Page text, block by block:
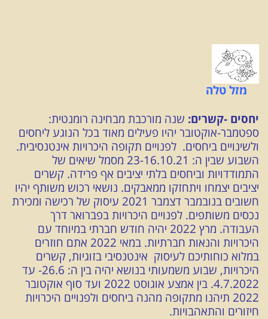
מזל טלה
יחסים -קשרים: שנה מורכבת מבחינה רומנטית:
ספטמבר-אוקטובר יהיו פעילים מאוד בכל הנוגע ליחסים
ולשינויים ביחסים. לפנויים תקופה היכרויות אינטנסיבית.
השבוע שבין ה: 23-16.10.21 מסמל שיאים של
התמודדויות וביחסים בלתי יציבים אף פרידה. קשרים
יציבים יצמחו ויתחזקו ממאבקים. נושאי רכוש משותף יהיו
חשובים בנובמבר דצמבר 2021 עיסוק של רכישה ומכירת
נכסים משותפים. לפנויים היכרויות בפברואר דרך
העבודה. מרץ 2022 יהיה חודש חברתי במיוחד עם
היכרויות והנאות חברתיות. במאי 2022 אתם חוזרים
במלוא כוחותיכם לעיסוק אינטנסיבי בזוגיות, קשרים
היכרויות, שבוע משמעותי בנושא יהיה בין ה: 26.6- עד
4.7.2022. בין אמצע אוגוסט 2022 ועד סוף אוקטובר
2022 תיהנו מתקופה מהנה ביחסים ולפנויים היכרויות
חיזורים והתאהבויות.